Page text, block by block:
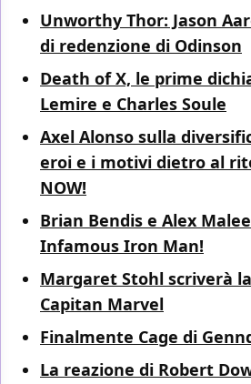
Unworthy Thor: Jason
di redenzione di Odinson
Death of X, le prime
Lemire e Charles Soule
Axel Alonso sulla
eroi e i motivi dietro al
NOW!
Brian Bendis e Alex
Infamous Iron Man!
Margaret Stohl scriverà
Capitan Marvel
Finalmente Cage di
La reazione di Robert